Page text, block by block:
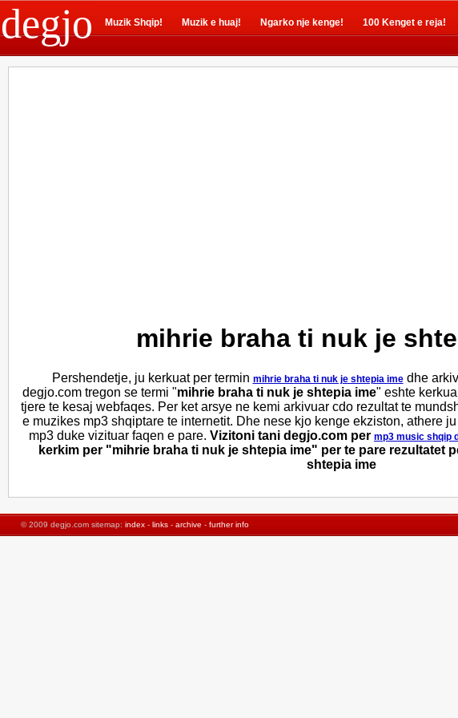
degjo Muzik Shqip! Muzik e huaj! Ngarko nje kenge! 100 Kenget e reja!
mihrie braha ti nuk je
Pershendetje, ju kerkuat per termin mihrie braha ti nuk je shtepia imedhe
degjo.com tregon se termi "mihrie braha ti nuk je shtepia ime" eshte
tjere te kesaj webfaqes. Per ket arsye ne kemi arkivuar cdo rezultat te
e muzikes mp3 shqiptare te internetit. Dhe nese kjo kenge ekziston, athere
mp3 duke vizituar faqen e pare. Vizitoni tani degjo.com per mp3 music shqip
kerkim per "mihrie braha ti nuk je shtepia ime" per te pare rezultatet
shtepia ime
© 2009 degjo.com sitemap: index - links - archive - further info